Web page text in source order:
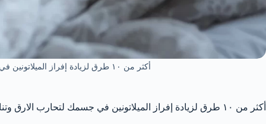
أكثر من ١٠ طرق لزيادة إفراز الميلاتونين في جسمك لتحارب الارق وتنام بعمق
أكثر من ١٠ طرق لزيادة إفراز الميلاتونين في جسمك لتحارب الارق وتنام بعمق